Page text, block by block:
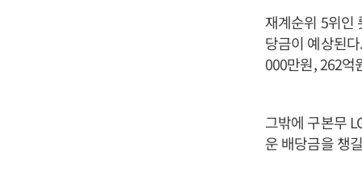
재계순위 5위인
당금이 예상된
000만원, 262억
그밖에 구본무
운 배당금을 챙